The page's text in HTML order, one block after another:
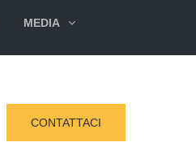
MEDIA
CONTATTACI